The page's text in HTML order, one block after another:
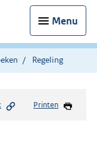
Menu
Regeling
Printen